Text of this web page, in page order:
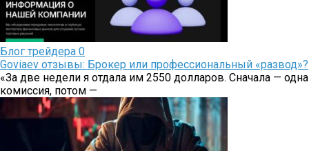
Блог трейдера 0
Goviaev отзывы: Брокер или профессиональный «развод»?
«За две недели я отдала им 2550 долларов. Сначала — одна
комиссия, потом —